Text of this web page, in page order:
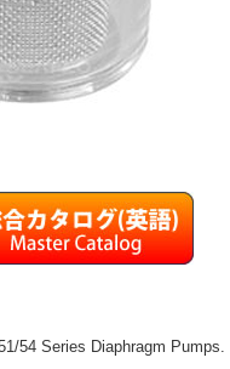
54 Series Diaphragm Pumps.